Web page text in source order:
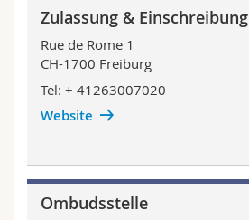
Zulassung & Einschreibung
Rue de Rome 1
CH-1700 Freiburg
Tel: + 41263007020
Website
Ombudsstelle